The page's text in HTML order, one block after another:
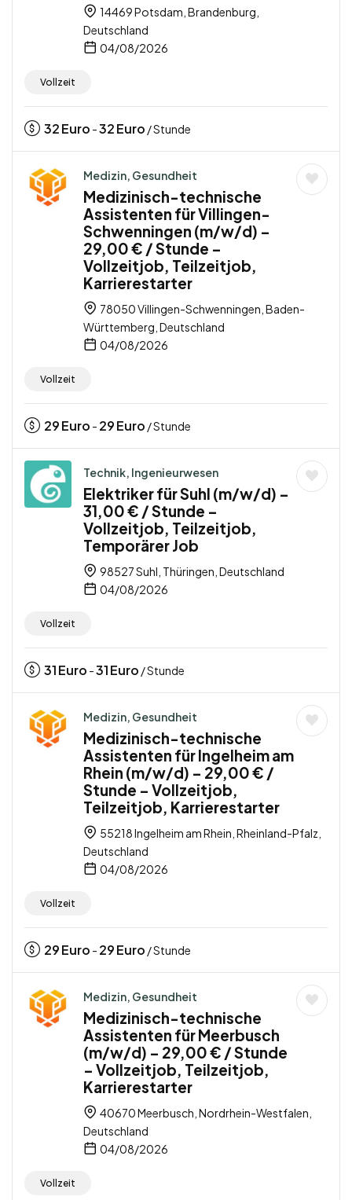
14469 Potsdam, Brandenburg,
Deutschland
04/08/2026
Vollzeit
32Euro -32Euro / Stunde
Medizin, Gesundheit
Medizinisch-technische
Assistenten für Villingen-
Schwenningen (m/w/d) –
29,00 € / Stunde –
Vollzeitjob, Teilzeitjob,
Karrierestarter
78050 Villingen-Schwenningen, Baden-
Württemberg, Deutschland
04/08/2026
Vollzeit
29Euro - 29Euro / Stunde
Technik, Ingenieurwesen
Elektriker für Suhl (m/w/d) –
31,00 € / Stunde –
Vollzeitjob, Teilzeitjob,
Temporärer Job
98527 Suhl, Thüringen, Deutschland
04/08/2026
Vollzeit
31Euro -31Euro / Stunde
Medizin, Gesundheit
Medizinisch-technische
Assistenten für Ingelheim am
Rhein (m/w/d) – 29,00 € /
Stunde – Vollzeitjob,
Teilzeitjob, Karrierestarter
55218 Ingelheim am Rhein, Rheinland-Pfalz,
Deutschland
04/08/2026
Vollzeit
29Euro - 29Euro / Stunde
Medizin, Gesundheit
Medizinisch-technische
Assistenten für Meerbusch
(m/w/d) – 29,00 € / Stunde
– Vollzeitjob, Teilzeitjob,
Karrierestarter
40670 Meerbusch, Nordrhein-Westfalen,
Deutschland
04/08/2026
Vollzeit